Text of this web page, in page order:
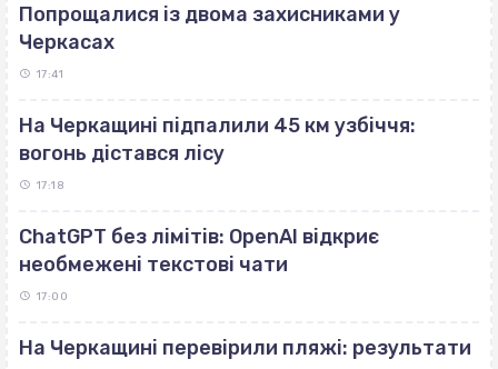
Попрощалися із двома захисниками у
Черкасах
17:41
На Черкащині підпалили 45 км узбіччя:
вогонь дістався лісу
17:18
ChatGPT без лімітів: OpenAI відкриє
необмежені текстові чати
17:00
На Черкащині перевірили пляжі: результати